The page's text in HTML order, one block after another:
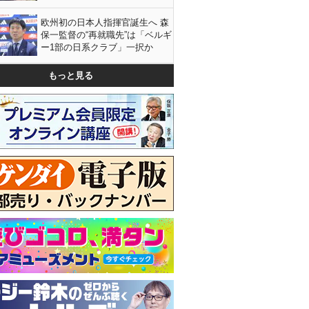
欧州初の日本人指揮官誕生へ 森
保一監督の“再就職先”は「ベルギ
ー1部の日系クラブ」一択か
もっと見る